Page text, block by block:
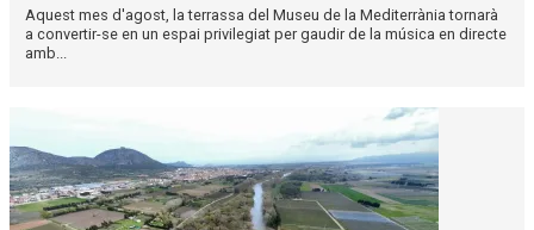
Aquest mes d'agost, la terrassa del Museu de la Mediterrània tornarà
a convertir-se en un espai privilegiat per gaudir de la música en directe
amb...